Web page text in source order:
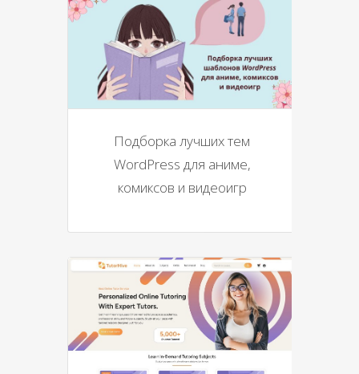
Подборка лучших тем
WordPress для аниме,
комиксов и видеоигр